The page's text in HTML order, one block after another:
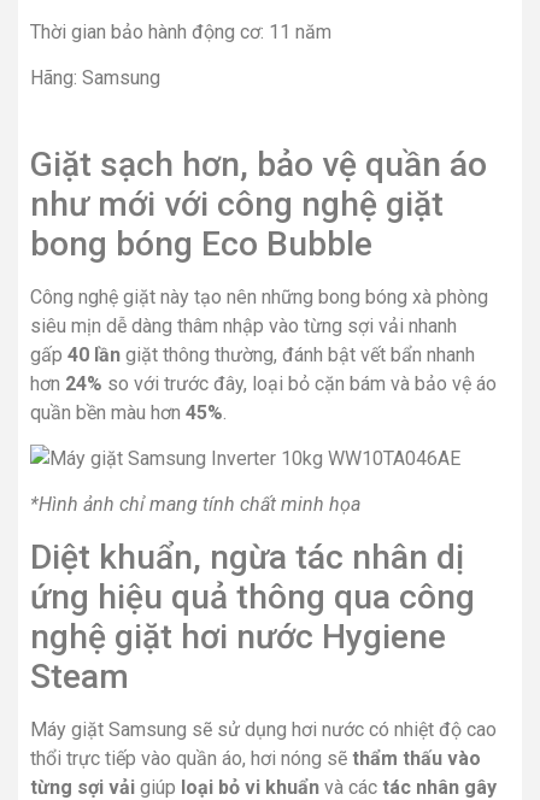
Thời gian bảo hành động cơ: 11 năm
Hãng: Samsung
Giặt sạch hơn, bảo vệ quần áo
như mới với công nghệ giặt
bong bóng Eco Bubble
Công nghệ giặt này tạo nên những bong bóng xà phòng
siêu mịn dễ dàng thâm nhập vào từng sợi vải nhanh
gấp 40 lần giặt thông thường, đánh bật vết bẩn nhanh
hơn 24% so với trước đây, loại bỏ cặn bám và bảo vệ áo
quần bền màu hơn 45%
*Hình ảnh chỉ mang tính chất minh họa
Diệt khuẩn, ngừa tác nhân dị
ứng hiệu quả thông qua công
nghệ giặt hơi nước Hygiene
Steam
Máy giặt Samsung sẽ sử dụng hơi nước có nhiệt độ cao
thổi trực tiếp vào quần áo, hơi nóng sẽ thẩm thấu vào
từng sợi vải giúp loại bỏ vi khuẩn và các tác nhân gây